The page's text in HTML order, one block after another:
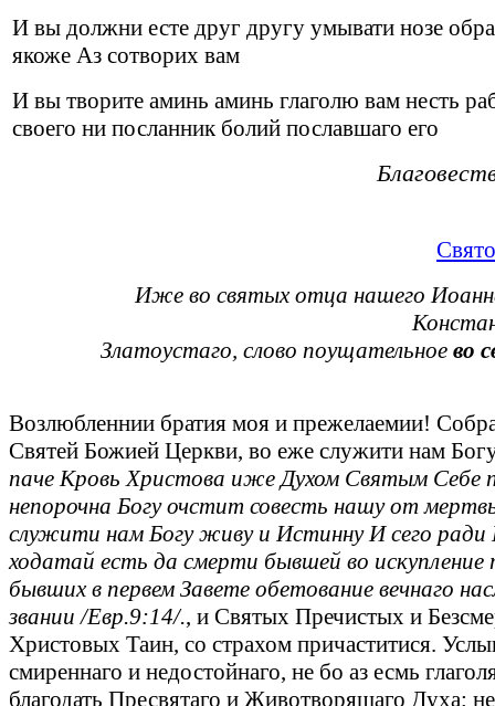
И вы должни есте друг другу умывати нозе
якоже Аз сотворих вам
И вы творите аминь аминь глаголю вам несть
своего ни посланник болий пославшаго его
Иже во святых отца нашего
Златоустаго, слово поущательное во
Возлюбленнии братия моя и прежелаемии!
Святей Божией Церкви, во еже служити нам
паче Кровь Христова иже Духом Святым Себе
непорочна Богу очстит совесть нашу от
служити нам Богу живу и Истинну И сего ради
ходатай есть да смерти бывшей во искупление
бывших в первем Завете обетование вечнаго
звании /Евр.9:14/., и Святых Пречистых и
Христовых Таин, со страхом причаститися.
смиреннаго и недостойнаго, не бо аз есмь
благодать Пресвятаго и Животворящаго Духа;